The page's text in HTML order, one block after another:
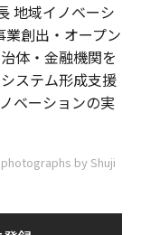
地域イノベーシ
創出・オープン
体・金融機関を
ステム形成支援
ベーションの実
by Shuji